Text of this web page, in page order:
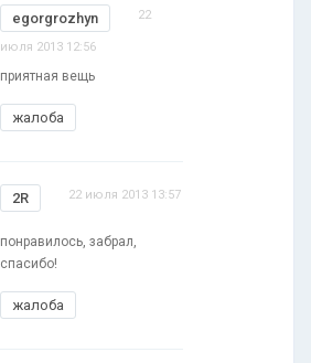
egorgrozhyn 22
июля 2013 12:56
приятная вещь
жалоба
2R 22 июля 2013 13:57
понравилось, забрал,
спасибо!
жалоба